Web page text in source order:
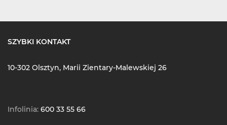
SZYBKI KONTAKT
10-302 Olsztyn, Marii Zientary-Malewskiej 26
Infolinia: 600 33 55 66